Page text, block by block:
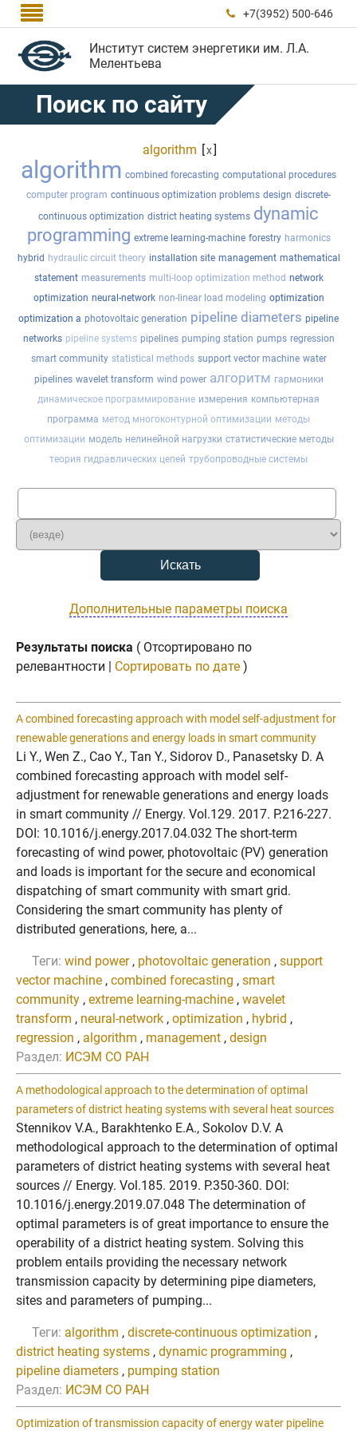
  +7(3952) 500-646
Институт систем энергетики им. Л.А.
Мелентьева
Поиск по сайту
algorithm [x]
algorithm combined forecasting computational procedures
computer program continuous optimization problems design discrete-
continuous optimization district heating systems dynamic
programming extreme learning-machine forestry harmonics
hybrid hydraulic circuit theory installation site management mathematical
statement measurements multi-loop optimization method network
optimization neural-network non-linear load modeling optimization
optimization a photovoltaic generation pipeline diameters pipeline
networks pipeline systems pipelines pumping station pumps regression
smart community statistical methods support vector machine water
pipelines wavelet transform wind power алгоритм гармоники
динамическое программирование измерения компьютерная
программа метод многоконтурной оптимизации методы
оптимизации модель нелинейной нагрузки статистические методы
теория гидравлических цепей трубопроводные системы
Дополнительные параметры поиска
Результаты поиска ( Отсортировано по
релевантности | Сортировать по дате )
A combined forecasting approach with model self-adjustment for
renewable generations and energy loads in smart community
Li Y., Wen Z., Cao Y., Tan Y., Sidorov D., Panasetsky D. A
combined forecasting approach with model self-
adjustment for renewable generations and energy loads
in smart community // Energy. Vol.129. 2017. P.216-227.
DOI: 10.1016/j.energy.2017.04.032 The short-term
forecasting of wind power, photovoltaic (PV) generation
and loads is important for the secure and economical
dispatching of smart community with smart grid.
Considering the smart community has plenty of
distributed generations, here, a...
Теги: wind power, photovoltaic generation , support
vector machine , combined forecasting , smart
community , extreme learning-machine , wavelet
transform , neural-network , optimization , hybrid ,
regression , algorithm , management , design
Раздел: ИСЭМ СО РАН
A methodological approach to the determination of optimal
parameters of district heating systems with several heat sources
Stennikov V.A., Barakhtenko E.A., Sokolov D.V. A
methodological approach to the determination of optimal
parameters of district heating systems with several heat
sources // Energy. Vol.185. 2019. P.350-360. DOI:
10.1016/j.energy.2019.07.048 The determination of
optimal parameters is of great importance to ensure the
operability of a district heating system. Solving this
problem entails providing the necessary network
transmission capacity by determining pipe diameters,
sites and parameters of pumping...
Теги: algorithm , discrete-continuous optimization ,
district heating systems , dynamic programming ,
pipeline diameters , pumping station
Раздел: ИСЭМ СО РАН
Optimization of transmission capacity of energy water pipeline